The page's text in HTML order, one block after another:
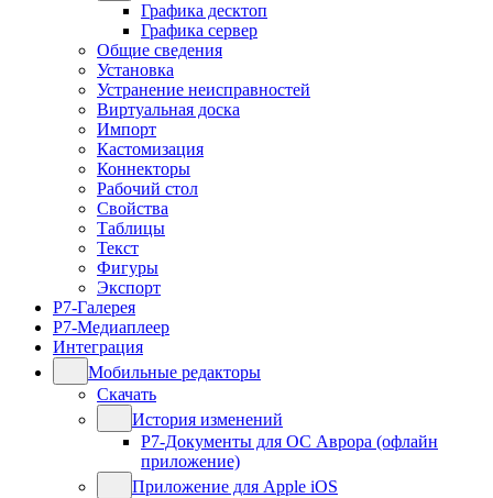
Графика десктоп
Графика сервер
Общие сведения
Установка
Устранение неисправностей
Виртуальная доска
Импорт
Кастомизация
Коннекторы
Рабочий стол
Свойства
Таблицы
Текст
Фигуры
Экспорт
Р7-Галерея
Р7-Медиаплеер
Интеграция
Мобильные редакторы
Скачать
История изменений
Р7-Документы для ОС Аврора (офлайн
приложение)
Приложение для Apple iOS